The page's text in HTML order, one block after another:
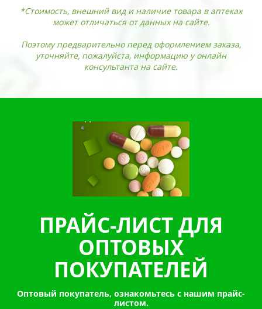
*Стоимость, внешний вид и наличие товара в аптеках
может отличаться от данных на сайте.
Поэтому предварительно перед оформлением заказа,
уточняйте, пожалуйста, информацию у онлайн
консультанта на сайте.
ПРАЙС-ЛИСТ ДЛЯ
ОПТОВЫХ
ПОКУПАТЕЛЕЙ
Оптовый покупатель, ознакомьтесь с нашим прайс-
листом.